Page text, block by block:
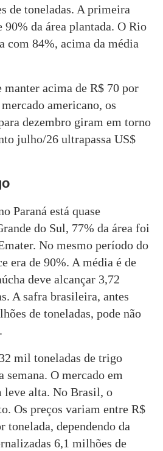
de toneladas. A primeira
90% da área plantada. O Rio
com 84%, acima da média
manter acima de R$ 70 por
americano, os
dezembro giram em torno
julho/26 ultrapassa US$
Paraná está quase
do Sul, 77% da área foi
No mesmo período do
era de 90%. A média é de
deve alcançar 3,72
A safra brasileira, antes
de toneladas, pode não
mil toneladas de trigo
O mercado em
leve alta. No Brasil, o
Os preços variam entre R$
tonelada, dependendo da
6,1 milhões de